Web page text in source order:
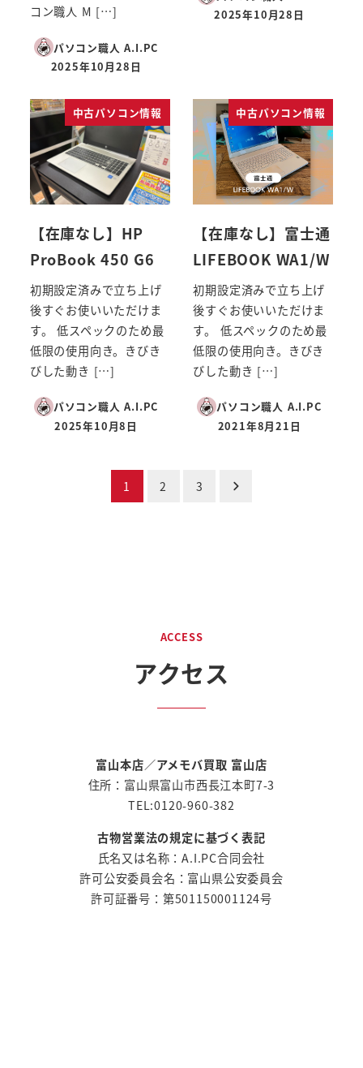
コン職人 M […]
パソコン職人 A.I.PC
投稿日
2025年10月28日
投稿日
2025年10月28日
中古パソコン情報
【在庫なし】HP
ProBook 450 G6
初期設定済みで立ち上げ
後すぐお使いいただけま
す。 低スペックのため最
低限の使用向き。きびき
びした動き […]
パソコン職人 A.I.PC
投稿日
2025年10月8日
中古パソコン情報
【在庫なし】富士通
LIFEBOOK WA1/W
初期設定済みで立ち上げ
後すぐお使いいただけま
す。 低スペックのため最
低限の使用向き。きびき
びした動き […]
パソコン職人 A.I.PC
投稿日
2021年8月21日
1 2 3
ACCESS
アクセス
富山本店／アメモバ買取 富山店
住所：富山県富山市西長江本町7-3
TEL:0120-960-382
古物営業法の規定に基づく表記
氏名又は名称：A.I.PC合同会社
許可公安委員会名：富山県公安委員会
許可証番号：第501150001124号